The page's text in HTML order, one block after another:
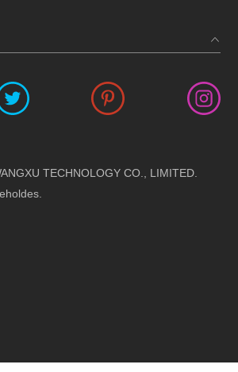
TECHNOLOGY CO., LIMITED.